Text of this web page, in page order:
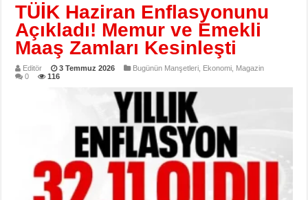
TÜİK Haziran Enflasyonunu
Açıkladı! Memur ve Emekli
Maaş Zamları Kesinleşti
Editör 3 Temmuz 2026 Bugünün Manşetleri Ekonomi Magazin
0
116